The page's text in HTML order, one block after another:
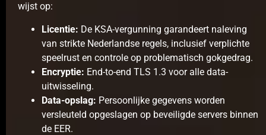
wijst op:
Licentie: De KSA-vergunning garandeert naleving
van strikte Nederlandse regels, inclusief verplichte
speelrust en controle op problematisch gokgedrag.
Encryptie: End-to-end TLS 1.3 voor alle data-
uitwisseling.
Data-opslag: Persoonlijke gegevens worden
versleuteld opgeslagen op beveiligde servers binnen
de EER.